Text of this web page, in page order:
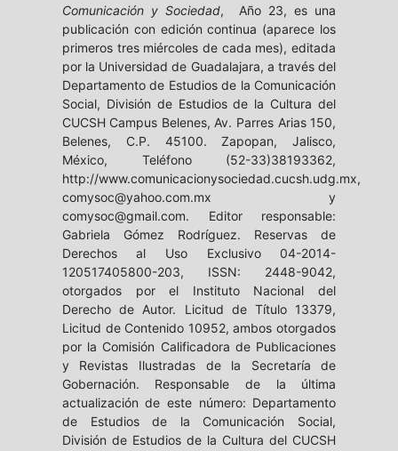
Comunicación y Sociedad, Año 23, es una
publicación con edición continua (aparece los
primeros tres miércoles de cada mes), editada
por la Universidad de Guadalajara, a través del
Departamento de Estudios de la Comunicación
Social, División de Estudios de la Cultura del
CUCSH Campus Belenes, Av. Parres Arias 150,
Belenes, C.P. 45100. Zapopan, Jalisco,
México, Teléfono (52-33)38193362,
http://www.comunicacionysociedad.cucsh.udg.mx,
comysoc@yahoo.com.mx y
comysoc@gmail.com. Editor responsable:
Gabriela Gómez Rodríguez. Reservas de
Derechos al Uso Exclusivo 04-2014-
120517405800-203, ISSN: 2448-9042,
otorgados por el Instituto Nacional del
Derecho de Autor. Licitud de Título 13379,
Licitud de Contenido 10952, ambos otorgados
por la Comisión Calificadora de Publicaciones
y Revistas Ilustradas de la Secretaría de
Gobernación. Responsable de la última
actualización de este número: Departamento
de Estudios de la Comunicación Social,
División de Estudios de la Cultura del CUCSH